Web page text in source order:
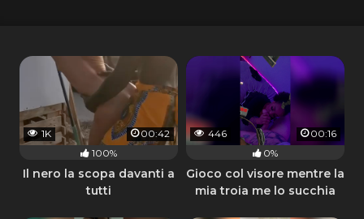
1K
00:42
100%
Il nero la scopa davanti a
tutti
446
00:16
0%
Gioco col visore mentre la
mia troia me lo succhia